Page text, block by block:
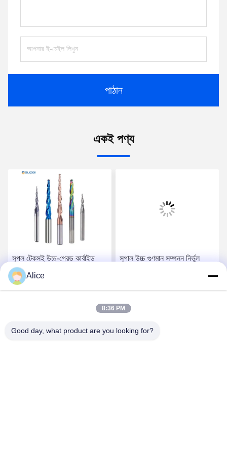
পাঠান
একই পণ্য
সুপল টেকসই উচ্চ-গ্রেড কার্বাইড
রাউটার বিট সঠিক কাঠের কাজের
অ্যাপ্লিকেশনগুলির জন্য
সুপাল উচ্চ গুণমান সম্পন্ন নির্ভুল
Alice
8:36 PM
Good day, what product are you looking for?